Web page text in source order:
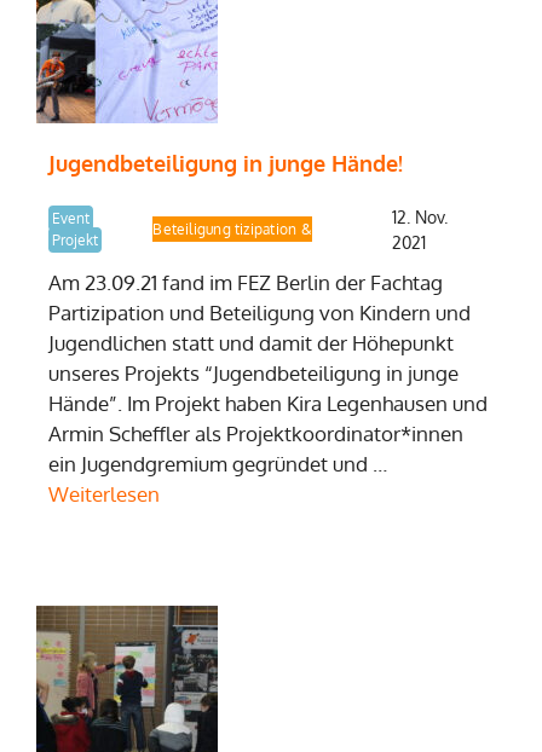
Jugendbeteiligung in junge Hände!
Event
Projekt
Fachtag Partizipation & Beteiligung
12. Nov.
2021
Am 23.09.21 fand im FEZ Berlin der Fachtag
Partizipation und Beteiligung von Kindern und
Jugendlichen statt und damit der Höhepunkt
unseres Projekts “Jugendbeteiligung in junge
Hände”. Im Projekt haben Kira Legenhausen und
Armin Scheffler als Projektkoordinator*innen
ein Jugendgremium gegründet und …
Weiterlesen